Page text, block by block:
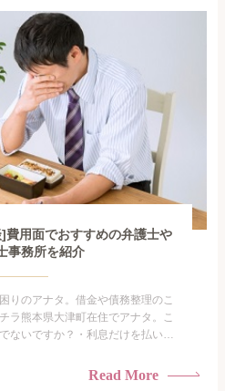
用面でおすすめの弁護士や
事務所を紹介
りのアナタ。借金や債務整理のこ
ラ熊本県大津町在住でアナタ。こ
ないですか？・利息だけを払い続
取り立てで憂鬱になる。・闇金に
Read More